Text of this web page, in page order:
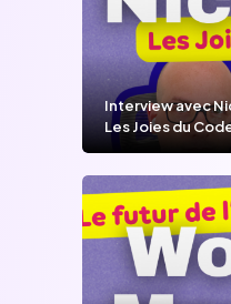
Interview avec
Les Joies du